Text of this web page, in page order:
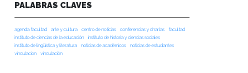
PALABRAS CLAVES
agenda facultad arte y cultura centro de noticias conferencias y charlas
facultad
instituto de ciencias de la educación
instituto de historia y ciencias sociales
instituto de lingüística y literatura
noticias de académicos
noticias de estudiantes
vinculacion
vinculación